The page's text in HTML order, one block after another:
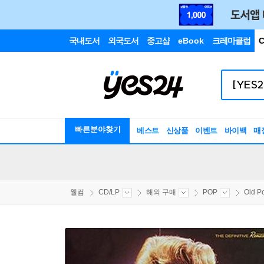
국내도서 외국도서 중고샵 eBook 크레마클럽
빠른분야찾기 베스트 신상품 이벤트 바이백 매
웰컴 CD/LP 해외 구매 POP Old